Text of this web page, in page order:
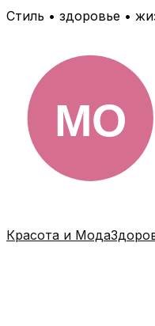
Перейти
содержимому
Стиль • здоровье •
Красота и Мода